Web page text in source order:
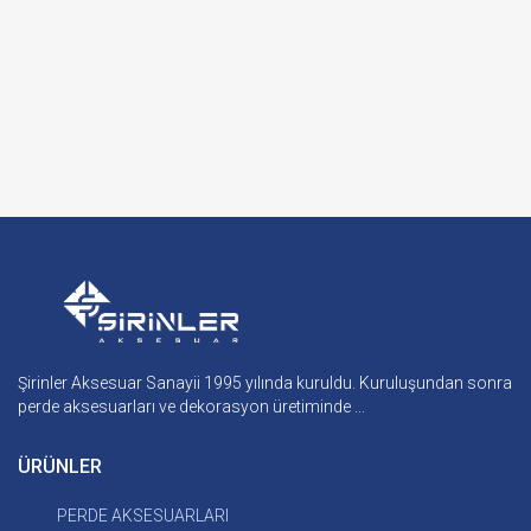
Şirinler Aksesuar Sanayii 1995 yılında kuruldu. Kuruluşundan sonra
perde aksesuarları ve dekorasyon üretiminde ...
ÜRÜNLER
PERDE AKSESUARLARI